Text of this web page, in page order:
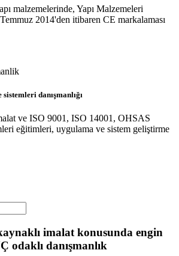
malzemelerinde, Yapı Malzemeleri
2014'den itibaren CE markalaması
danışmanlığı
ve ISO 9001, ISO 14001, OHSAS
eğitimleri, uygulama ve sistem geliştirme
imalat konusunda engin
odaklı danışmanlık